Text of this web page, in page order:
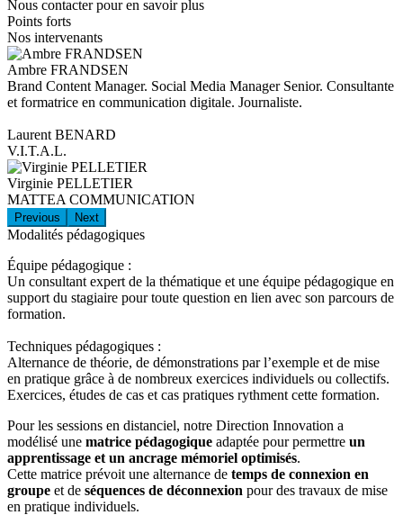
Nous contacter pour en savoir plus
Points forts
Nos intervenants
Ambre FRANDSEN
Brand Content Manager. Social Media Manager Senior. Consultante
et formatrice en communication digitale. Journaliste.
Laurent BENARD
V.I.T.A.L.
Virginie PELLETIER
MATTEA COMMUNICATION
Previous Next
Modalités pédagogiques
Équipe pédagogique :
Un consultant expert de la thématique et une équipe pédagogique en
support du stagiaire pour toute question en lien avec son parcours de
formation.
Techniques pédagogiques :
Alternance de théorie, de démonstrations par l’exemple et de mise
en pratique grâce à de nombreux exercices individuels ou collectifs.
Exercices, études de cas et cas pratiques rythment cette formation.
Pour les sessions en distanciel, notre Direction Innovation a
modélisé une matrice pédagogique adaptée pour permettre un
apprentissage et un ancrage mémoriel optimisés.
Cette matrice prévoit une alternance de temps de connexion en
groupe et de séquences de déconnexion pour des travaux de mise
en pratique individuels.